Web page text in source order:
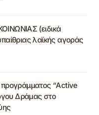
(ειδικά
λαϊκής αγοράς
προγράμματος “Active
Δράμας στο